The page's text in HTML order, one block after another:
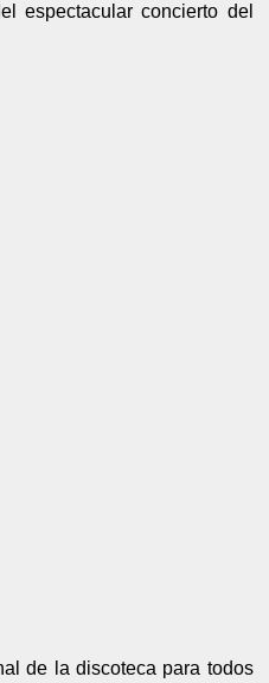
espectacular concierto del
de la discoteca para todos